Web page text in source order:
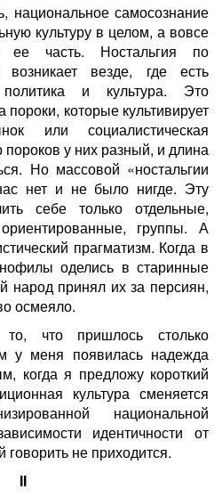
национальное самосознание
культуру в целом, а вовсе
часть. Ностальгия по
везде, где есть
политика и культура. Это
пороки, которые культивирует
или социалистическая
пороков у них разный, и длина
Но массовой «ностальгии
нет и не было нигде. Эту
себе только отдельные,
группы. А
прагматизм. Когда в
оделись в старинные
народ принял их за персиян,
осмеяло.
что пришлось столько
у меня появилась надежда
когда я предложу короткий
культура сменяется
национальной
идентичности от
не приходится.
II